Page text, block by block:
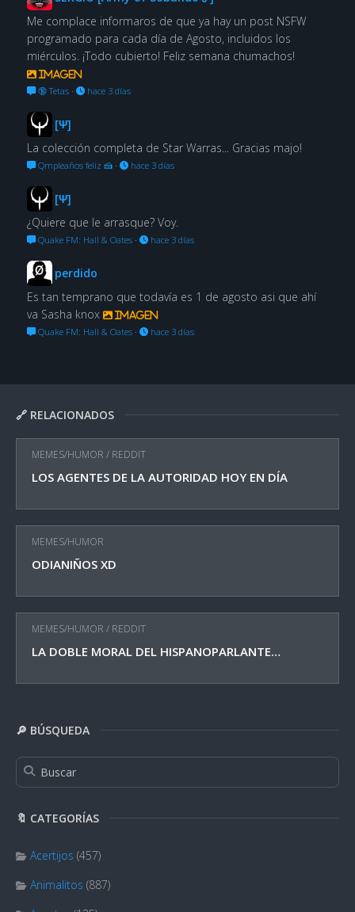
🔗 RELACIONADOS
MEMES/HUMOR / REDDIT
LOS AGENTES DE LA AUTORIDAD HOY EN DÍA
MEMES/HUMOR
ODIANIÑOS XD
MEMES/HUMOR / REDDIT
LA DOBLE MORAL DEL HISPANOPARLANTE…
🔎 BÚSQUEDA
🔖 CATEGORÍAS
Acertijos (457)
Animalitos (887)
Me complace informaros de que ya hay un post NSFW
programado para cada día de Agosto, incluidos los
miérculos. ¡Todo cubierto! Feliz semana chumachos!
Imagen
🔞 Tetas· hace 3 días
[Ψ]
La colección completa de Star Warras... Gracias majo!
Qmpleaños feliz 🍰· hace 3 días
[Ψ]
¿Quiere que le arrasque? Voy.
Quake FM: Hall & Oates· hace 3 días
perdido
Es tan temprano que todavía es 1 de agosto asi que ahí
va Sasha knox
Imagen
Quake FM: Hall & Oates· hace 3 días